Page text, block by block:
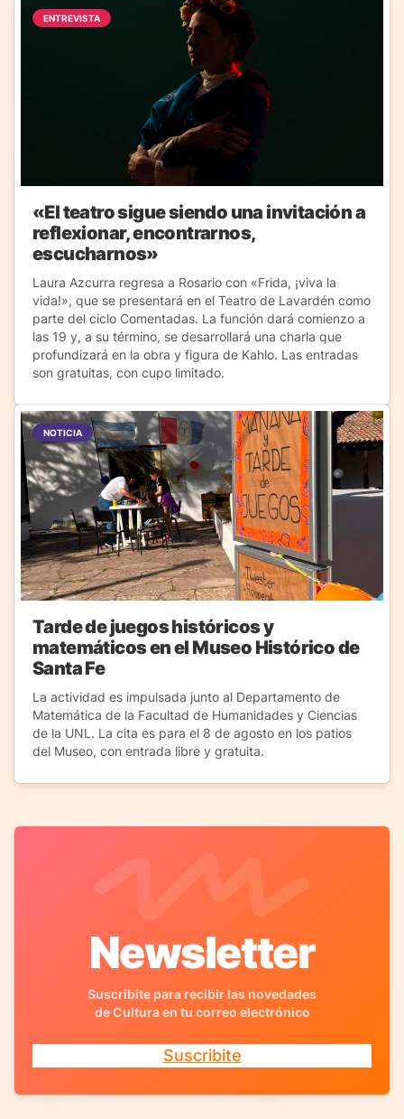
ENTREVISTA
«El teatro sigue siendo una invitación a
reflexionar, encontrarnos,
escucharnos»
Laura Azcurra regresa a Rosario con «Frida, ¡viva la
vida!», que se presentará en el Teatro de Lavardén como
parte del ciclo Comentadas. La función dará comienzo a
las 19 y, a su término, se desarrollará una charla que
profundizará en la obra y figura de Kahlo. Las entradas
son gratuitas, con cupo limitado.
NOTICIA
Tarde de juegos históricos y
matemáticos en el Museo Histórico de
Santa Fe
La actividad es impulsada junto al Departamento de
Matemática de la Facultad de Humanidades y Ciencias
de la UNL. La cita es para el 8 de agosto en los patios
del Museo, con entrada libre y gratuita.
Newsletter
Suscribite para recibir las novedades
de Cultura en tu correo electrónico
Suscribite